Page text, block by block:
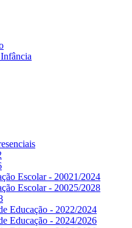
Escolar - 20021/2024
Escolar - 20025/2028
Educação - 2022/2024
Educação - 2024/2026